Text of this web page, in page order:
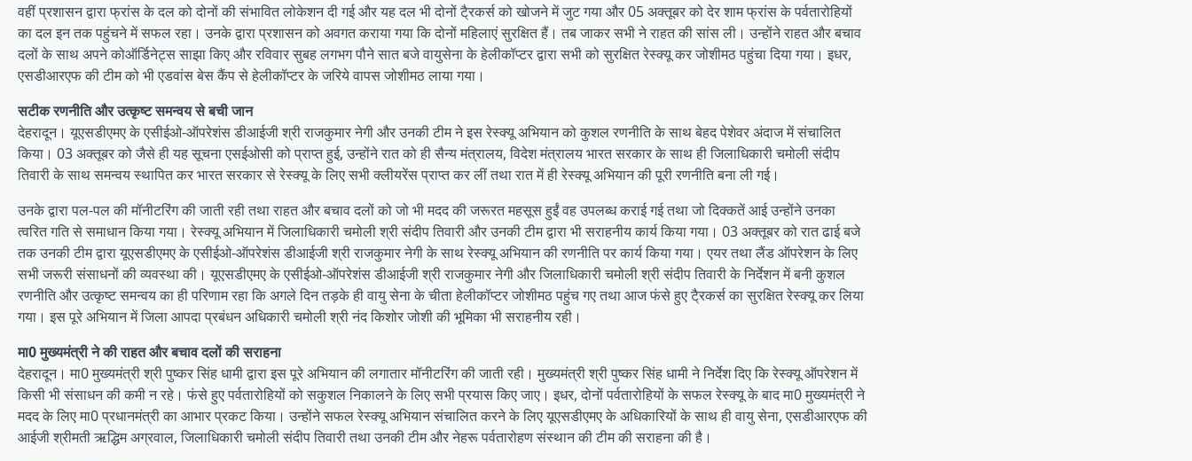
वहीं प्रशासन द्वारा फ्रांस के दल को दोनों की संभावित लोकेशन दी गई और यह दल भी दोनों टै्रकर्स को खोजने में जुट गया और 05 अक्तूबर को देर शाम फ्रांस के पर्वतारोहियों
का दल इन तक पहुंचने में सफल रहा। उनके द्वारा प्रशासन को अवगत कराया गया कि दोनों महिलाएं सुरक्षित हैं। तब जाकर सभी ने राहत की सांस ली। उन्होंने राहत और बचाव
दलों के साथ अपने कोऑर्डिनेट्स साझा किए और रविवार सुबह लगभग पौने सात बजे वायुसेना के हेलीकॉप्टर द्वारा सभी को सुरक्षित रेस्क्यू कर जोशीमठ पहुंचा दिया गया। इधर,
एसडीआरएफ की टीम को भी एडवांस बेस कैंप से हेलीकॉप्टर के जरिये वापस जोशीमठ लाया गया।
सटीक रणनीति और उत्कृष्ट समन्वय से बची जान
देहरादून। यूएसडीएमए के एसीईओ-ऑपरेशंस डीआईजी श्री राजकुमार नेगी और उनकी टीम ने इस रेस्क्यू अभियान को कुशल रणनीति के साथ बेहद पेशेवर अंदाज में संचालित
किया। 03 अक्तूबर को जैसे ही यह सूचना एसईओसी को प्राप्त हुई, उन्होंने रात को ही सैन्य मंत्रालय, विदेश मंत्रालय भारत सरकार के साथ ही जिलाधिकारी चमोली संदीप
तिवारी के साथ समन्वय स्थापित कर भारत सरकार से रेस्क्यू के लिए सभी क्लीयरेंस प्राप्त कर लीं तथा रात में ही रेस्क्यू अभियान की पूरी रणनीति बना ली गई।
उनके द्वारा पल-पल की मॉनीटरिंग की जाती रही तथा राहत और बचाव दलों को जो भी मदद की जरूरत महसूस हुईं वह उपलब्ध कराई गई तथा जो दिक्कतें आई उन्होंने उनका
त्वरित गति से समाधान किया गया। रेस्क्यू अभियान में जिलाधिकारी चमोली श्री संदीप तिवारी और उनकी टीम द्वारा भी सराहनीय कार्य किया गया। 03 अक्तूबर को रात ढाई बजे
तक उनकी टीम द्वारा यूएसडीएमए के एसीईओ-ऑपरेशंस डीआईजी श्री राजकुमार नेगी के साथ रेस्क्यू अभियान की रणनीति पर कार्य किया गया। एयर तथा लैंड ऑपरेशन के लिए
सभी जरूरी संसाधनों की व्यवस्था की। यूएसडीएमए के एसीईओ-ऑपरेशंस डीआईजी श्री राजकुमार नेगी और जिलाधिकारी चमोली श्री संदीप तिवारी के निर्देशन में बनी कुशल
रणनीति और उत्कृष्ट समन्वय का ही परिणाम रहा कि अगले दिन तड़के ही वायु सेना के चीता हेलीकॉप्टर जोशीमठ पहुंच गए तथा आज फंसे हुए टै्रकर्स का सुरक्षित रेस्क्यू कर लिया
गया। इस पूरे अभियान में जिला आपदा प्रबंधन अधिकारी चमोली श्री नंद किशोर जोशी की भूमिका भी सराहनीय रही।
मा0 मुख्यमंत्री ने की राहत और बचाव दलों की सराहना
देहरादून। मा0 मुख्यमंत्री श्री पुष्कर सिंह धामी द्वारा इस पूरे अभियान की लगातार मॉनीटरिंग की जाती रही। मुख्यमंत्री श्री पुष्कर सिंह धामी ने निर्देश दिए कि रेस्क्यू ऑपरेशन में
किसी भी संसाधन की कमी न रहे। फंसे हुए पर्वतारोहियों को सकुशल निकालने के लिए सभी प्रयास किए जाए। इधर, दोनों पर्वतारोहियों के सफल रेस्क्यू के बाद मा0 मुख्यमंत्री ने
मदद के लिए मा0 प्रधानमंत्री का आभार प्रकट किया। उन्होंने सफल रेस्क्यू अभियान संचालित करने के लिए यूएसडीएमए के अधिकारियों के साथ ही वायु सेना, एसडीआरएफ की
आईजी श्रीमती ऋद्धिम अग्रवाल, जिलाधिकारी चमोली संदीप तिवारी तथा उनकी टीम और नेहरू पर्वतारोहण संस्थान की टीम की सराहना की है।